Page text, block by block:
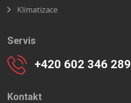
Klimatizace
Servis
+420 602 346 289
Kontakt